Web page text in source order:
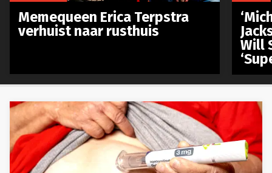
Memequeen Erica Terpstra
verhuist naar rusthuis
Will